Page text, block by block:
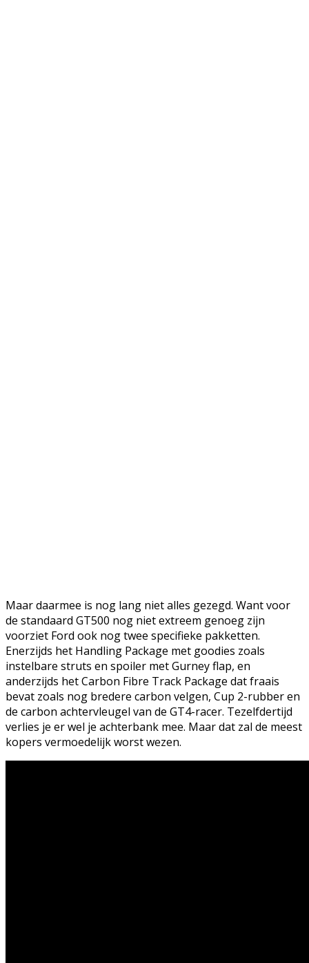
Maar daarmee is nog lang niet alles gezegd. Want voor
de standaard GT500 nog niet extreem genoeg zijn
voorziet Ford ook nog twee specifieke pakketten.
Enerzijds het Handling Package met goodies zoals
instelbare struts en spoiler met Gurney flap, en
anderzijds het Carbon Fibre Track Package dat fraais
bevat zoals nog bredere carbon velgen, Cup 2-rubber en
de carbon achtervleugel van de GT4-racer. Tezelfdertijd
verlies je er wel je achterbank mee. Maar dat zal de meest
kopers vermoedelijk worst wezen.